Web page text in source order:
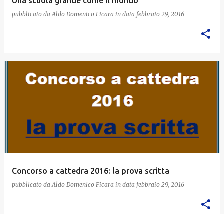
pubblicato da Aldo Domenico Ficara in data febbraio 29, 2016
Concorso a cattedra 2016: la prova scritta
pubblicato da Aldo Domenico Ficara in data febbraio 29, 2016